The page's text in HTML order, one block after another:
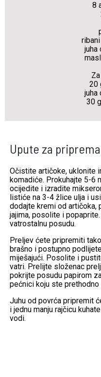
8
juha
20
juha
30
Upute za
Očistite artičoke, uklonite
komadiće. Prokuhajte 5-6
ocijedite i izradite
listiće na 3-4 žlice ulja i
dodajte kremi od artičoka,
jajima, posolite i
vatrostalnu posudu.
Preljev ćete pripremiti
brašno i postupno
miješajući. Posolite i
vatri. Prelijte složenac
pokrijte posudu papirom
pećnici koju ste prethodno
Juhu od povrća pripremit
i jednu manju rajčicu
vodi.